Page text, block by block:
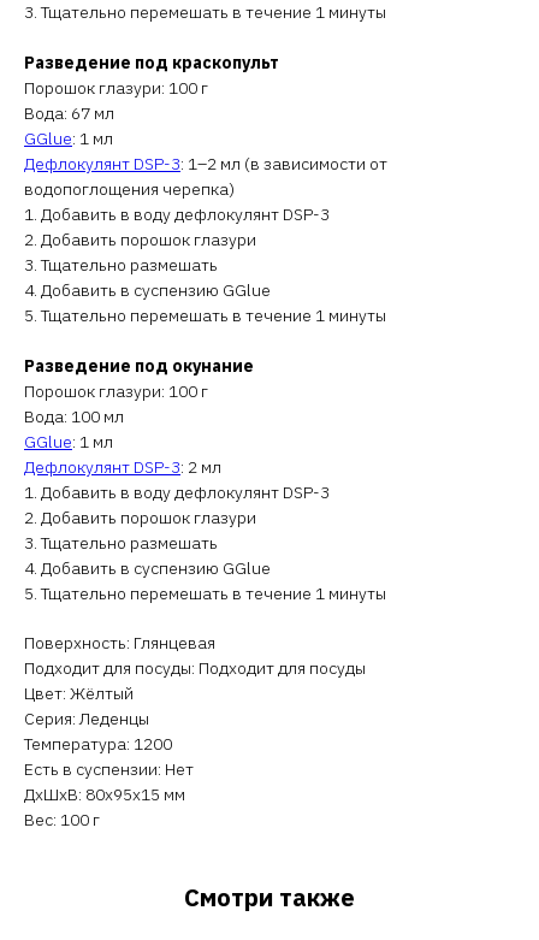
3. Тщательно перемешать в течение 1 минуты
Разведение под краскопульт
Порошок глазури: 100 г
Вода: 67 мл
GGlue: 1 мл
Дефлокулянт DSP-3: 1–2 мл (в зависимости от
водопоглощения черепка)
1. Добавить в воду дефлокулянт DSP-3
2. Добавить порошок глазури
3. Тщательно размешать
4. Добавить в суспензию GGlue
5. Тщательно перемешать в течение 1 минуты
Разведение под окунание
Порошок глазури: 100 г
Вода: 100 мл
GGlue: 1 мл
Дефлокулянт DSP-3: 2 мл
1. Добавить в воду дефлокулянт DSP-3
2. Добавить порошок глазури
3. Тщательно размешать
4. Добавить в суспензию GGlue
5. Тщательно перемешать в течение 1 минуты
Поверхность: Глянцевая
Подходит для посуды: Подходит для посуды
Цвет: Жёлтый
Серия: Леденцы
Температура: 1200
Есть в суспензии: Нет
ДxШxВ: 80x95x15 мм
Вес: 100 г
Смотри также